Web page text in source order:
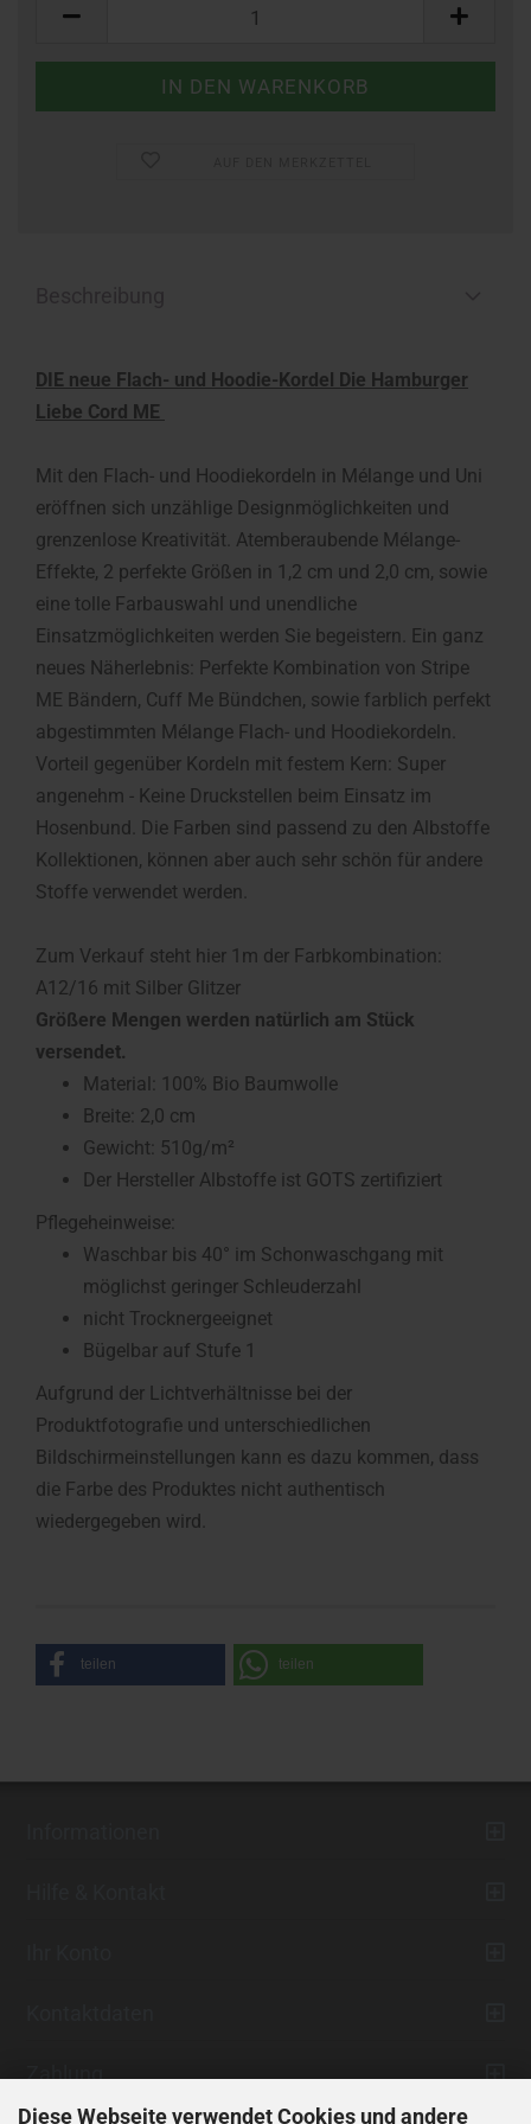
Diese Webseite verwendet Cookies und andere
DIE neue Flach- und Hoodie-Kordel Die Hamburger
Liebe Cord ME
Mit den Flach- und Hoodiekordeln in Mélange und Uni
eröffnen sich unzählige Designmöglichkeiten und
grenzenlose Kreativität. Atemberaubende Mélange-
Effekte, 2 perfekte Größen in 1,2 cm und 2,0 cm, sowie
eine tolle Farbauswahl und unendliche
Einsatzmöglichkeiten werden Sie begeistern. Ein ganz
neues Näherlebnis: Perfekte Kombination von Stripe
ME Bändern, Cuff Me Bündchen, sowie farblich perfekt
abgestimmten Mélange Flach- und Hoodiekordeln.
Vorteil gegenüber Kordeln mit festem Kern: Super
angenehm - Keine Druckstellen beim Einsatz im
Hosenbund. Die Farben sind passend zu den Albstoffe
Kollektionen, können aber auch sehr schön für andere
Stoffe verwendet werden.
Zum Verkauf steht hier 1m der Farbkombination:
A12/16 mit Silber Glitzer
Größere Mengen werden natürlich am Stück
versendet.
Material: 100% Bio Baumwolle
Breite: 2,0 cm
Gewicht: 510g/m²
Der Hersteller Albstoffe ist GOTS zertifiziert
Pflegeheinweise:
Waschbar bis 40° im Schonwaschgang mit
möglichst geringer Schleuderzahl
nicht Trocknergeeignet
Bügelbar auf Stufe 1
Aufgrund der Lichtverhältnisse bei der
Produktfotografie und unterschiedlichen
Bildschirmeinstellungen kann es dazu kommen, dass
die Farbe des Produktes nicht authentisch
wiedergegeben wird.
teilen teilen
Zahlung